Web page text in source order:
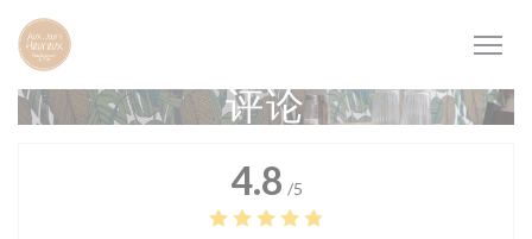
Cookie管理面板
评论
4.8 /5